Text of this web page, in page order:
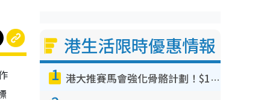
港生活限時優惠情報
1 港大推賽馬會強化骨骼計劃！$100骨質密度X光檢查 完成免費運動訓練送超市禮券！附參加資格